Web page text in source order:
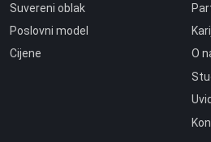
Suvereni oblak
Poslovni model
Cijene
O